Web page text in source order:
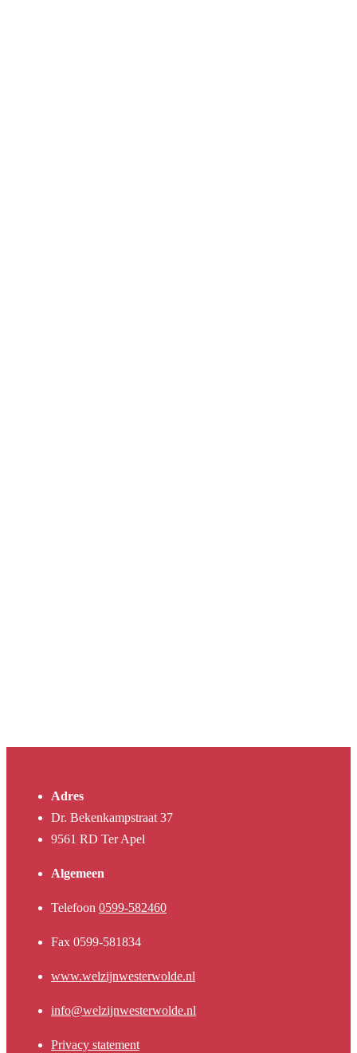
Adres
Dr. Bekenkampstraat 37
9561 RD Ter Apel
Algemeen
Telefoon 0599-582460
Fax 0599-581834
www.welzijnwesterwolde.nl
info@welzijnwesterwolde.nl
Privacy statement